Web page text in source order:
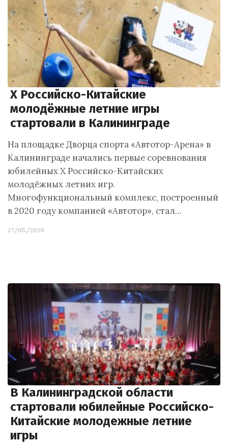
X Российско-Китайские
молодёжные летние игры
стартовали в Калининграде
На площадке Дворца спорта «Автотор-Арена» в
Калининграде начались первые соревнования
юбилейных X Российско-Китайских
молодёжных летних игр.
Многофункциональный комплекс, построенный
в 2020 году компанией «Автотор», стал…
27/05/2026
В Калининградской области
стартовали юбилейные Российско-
Китайские молодежные летние
игры